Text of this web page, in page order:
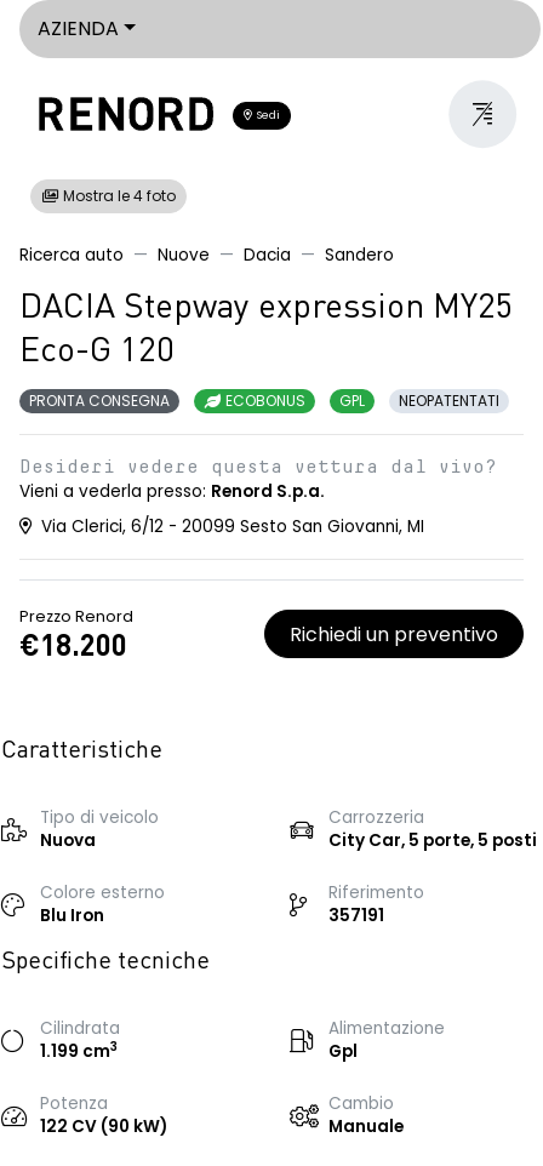
AZIENDA
Sedi
Mostra le 4 foto
Ricerca auto Nuove Dacia Sandero
DACIA Stepway expression MY25
Eco-G 120
PRONTA CONSEGNA ECOBONUS GPL NEOPATENTATI
Desideri vedere questa vettura dal vivo?
Vieni a vederla presso: Renord S.p.a.
Via Clerici, 6/12 - 20099 Sesto San Giovanni, MI
Prezzo Renord
€18.200 Richiedi un preventivo
Caratteristiche
Tipo di veicolo
Nuova
Carrozzeria
City Car, 5 porte, 5 posti
Colore esterno
Blu Iron
Riferimento
357191
Specifiche tecniche
Cilindrata
1.199 cm3
Alimentazione
Gpl
Potenza
122 CV (90 kW)
Cambio
Manuale